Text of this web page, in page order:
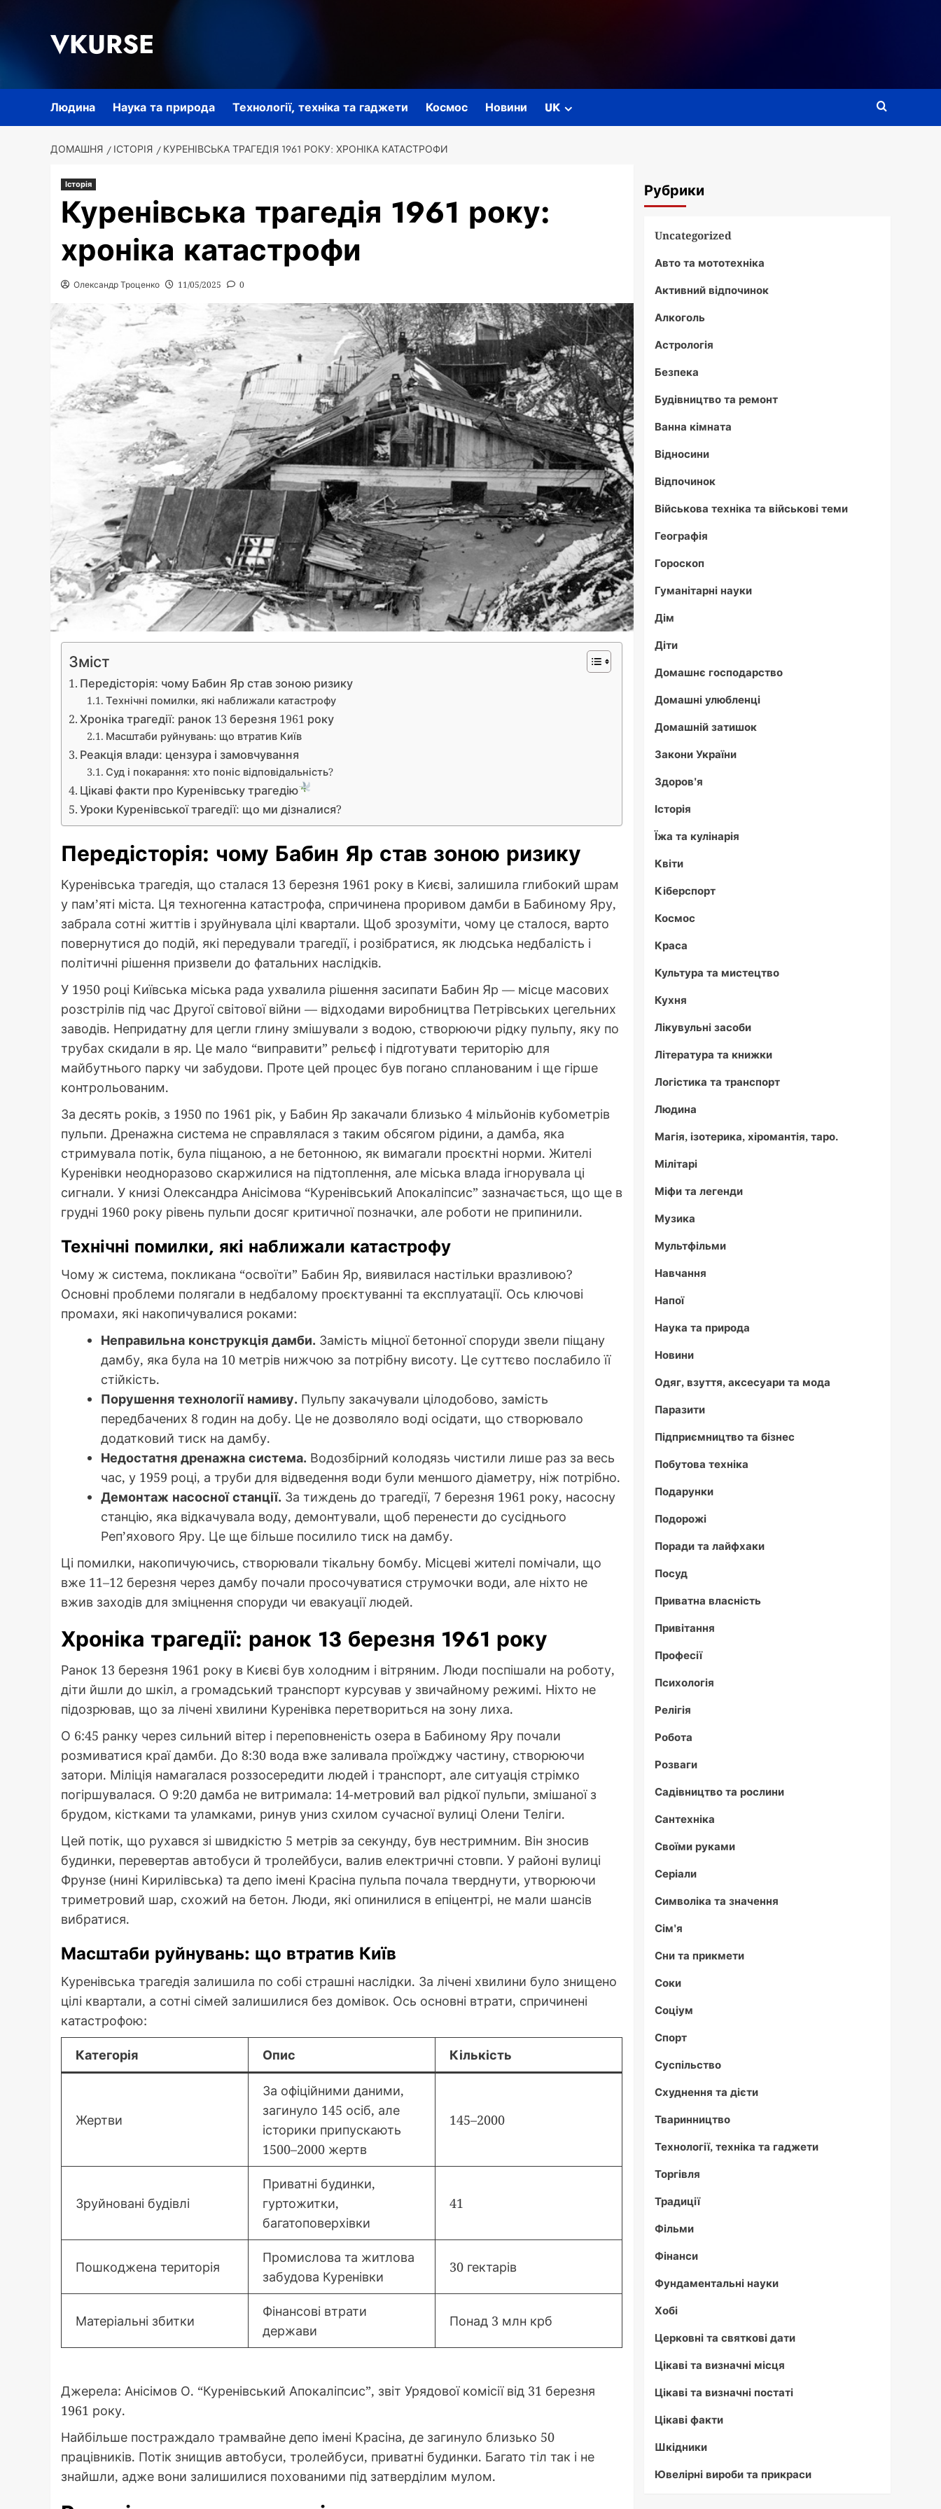
VKURSE
Людина Наука та природа Технології, техніка та гаджети Космос Новини UK
ДОМАШНЯ ІСТОРІЯ КУРЕНІВСЬКА ТРАГЕДІЯ 1961 РОКУ: ХРОНІКА КАТАСТРОФИ
Історія
Куренівська трагедія 1961 року:
хроніка катастрофи
Олександр Троценко 11/05/2025 0
Зміст
Передісторія: чому Бабин Яр став зоною ризику
Технічні помилки, які наближали катастрофу
Хроніка трагедії: ранок 13 березня 1961 року
Масштаби руйнувань: що втратив Київ
Реакція влади: цензура і замовчування
Суд і покарання: хто поніс відповідальність?
Цікаві факти про Куренівську трагедію
Уроки Куренівської трагедії: що ми дізналися?
Передісторія: чому Бабин Яр став зоною ризику
Куренівська трагедія, що сталася 13 березня 1961 року в Києві, залишила глибокий шрам
у пам’яті міста. Ця техногенна катастрофа, спричинена проривом дамби в Бабиному Яру,
забрала сотні життів і зруйнувала цілі квартали. Щоб зрозуміти, чому це сталося, варто
повернутися до подій, які передували трагедії, і розібратися, як людська недбалість і
політичні рішення призвели до фатальних наслідків.
У 1950 році Київська міська рада ухвалила рішення засипати Бабин Яр — місце масових
розстрілів під час Другої світової війни — відходами виробництва Петрівських цегельних
заводів. Непридатну для цегли глину змішували з водою, створюючи рідку пульпу, яку по
трубах скидали в яр. Це мало “виправити” рельєф і підготувати територію для
майбутнього парку чи забудови. Проте цей процес був погано спланованим і ще гірше
контрольованим.
За десять років, з 1950 по 1961 рік, у Бабин Яр закачали близько 4 мільйонів кубометрів
пульпи. Дренажна система не справлялася з таким обсягом рідини, а дамба, яка
стримувала потік, була піщаною, а не бетонною, як вимагали проєктні норми. Жителі
Куренівки неодноразово скаржилися на підтоплення, але міська влада ігнорувала ці
сигнали. У книзі Олександра Анісімова “Куренівський Апокаліпсис” зазначається, що ще в
грудні 1960 року рівень пульпи досяг критичної позначки, але роботи не припинили.
Технічні помилки, які наближали катастрофу
Чому ж система, покликана “освоїти” Бабин Яр, виявилася настільки вразливою?
Основні проблеми полягали в недбалому проєктуванні та експлуатації. Ось ключові
промахи, які накопичувалися роками:
Неправильна конструкція дамби. Замість міцної бетонної споруди звели піщану
дамбу, яка була на 10 метрів нижчою за потрібну висоту. Це суттєво послабило її
стійкість.
Порушення технології намиву. Пульпу закачували цілодобово, замість
передбачених 8 годин на добу. Це не дозволяло воді осідати, що створювало
додатковий тиск на дамбу.
Недостатня дренажна система. Водозбірний колодязь чистили лише раз за весь
час, у 1959 році, а труби для відведення води були меншого діаметру, ніж потрібно.
Демонтаж насосної станції. За тиждень до трагедії, 7 березня 1961 року, насосну
станцію, яка відкачувала воду, демонтували, щоб перенести до сусіднього
Реп’яхового Яру. Це ще більше посилило тиск на дамбу.
Ці помилки, накопичуючись, створювали тікальну бомбу. Місцеві жителі помічали, що
вже 11–12 березня через дамбу почали просочуватися струмочки води, але ніхто не
вжив заходів для зміцнення споруди чи евакуації людей.
Хроніка трагедії: ранок 13 березня 1961 року
Ранок 13 березня 1961 року в Києві був холодним і вітряним. Люди поспішали на роботу,
діти йшли до шкіл, а громадський транспорт курсував у звичайному режимі. Ніхто не
підозрював, що за лічені хвилини Куренівка перетвориться на зону лиха.
О 6:45 ранку через сильний вітер і переповненість озера в Бабиному Яру почали
розмиватися краї дамби. До 8:30 вода вже заливала проїжджу частину, створюючи
затори. Міліція намагалася роззосередити людей і транспорт, але ситуація стрімко
погіршувалася. О 9:20 дамба не витримала: 14-метровий вал рідкої пульпи, змішаної з
брудом, кістками та уламками, ринув униз схилом сучасної вулиці Олени Теліги.
Цей потік, що рухався зі швидкістю 5 метрів за секунду, був нестримним. Він зносив
будинки, перевертав автобуси й тролейбуси, валив електричні стовпи. У районі вулиці
Фрунзе (нині Кирилівська) та депо імені Красіна пульпа почала тверднути, утворюючи
триметровий шар, схожий на бетон. Люди, які опинилися в епіцентрі, не мали шансів
вибратися.
Масштаби руйнувань: що втратив Київ
Куренівська трагедія залишила по собі страшні наслідки. За лічені хвилини було знищено
цілі квартали, а сотні сімей залишилися без домівок. Ось основні втрати, спричинені
катастрофою:
Категорія Опис Кількість
Жертви
За офіційними даними,
загинуло 145 осіб, але
історики припускають
1500–2000 жертв
145–2000
Зруйновані будівлі
Приватні будинки,
гуртожитки,
багатоповерхівки
41
Пошкоджена територія
Промислова та житлова
забудова Куренівки
30 гектарів
Матеріальні збитки
Фінансові втрати
держави
Понад 3 млн крб
Джерела: Анісімов О. “Куренівський Апокаліпсис”, звіт Урядової комісії від 31 березня
1961 року.
Найбільше постраждало трамвайне депо імені Красіна, де загинуло близько 50
працівників. Потік знищив автобуси, тролейбуси, приватні будинки. Багато тіл так і не
знайшли, адже вони залишилися похованими під затверділим мулом.
Рубрики
Uncategorized
Авто та мототехніка
Активний відпочинок
Алкоголь
Астрологія
Безпека
Будівництво та ремонт
Ванна кімната
Відносини
Відпочинок
Військова техніка та військові теми
Географія
Гороскоп
Гуманітарні науки
Дім
Діти
Домашнє господарство
Домашні улюбленці
Домашній затишок
Закони України
Здоров'я
Історія
Їжа та кулінарія
Квіти
Кіберспорт
Космос
Краса
Культура та мистецтво
Кухня
Лікувульні засоби
Література та книжки
Логістика та транспорт
Людина
Магія, ізотерика, хіромантія, таро.
Мілітарі
Міфи та легенди
Музика
Мультфільми
Навчання
Напої
Наука та природа
Новини
Одяг, взуття, аксесуари та мода
Паразити
Підприємництво та бізнес
Побутова техніка
Подарунки
Подорожі
Поради та лайфхаки
Посуд
Приватна власність
Привітання
Професії
Психологія
Релігія
Робота
Розваги
Садівництво та рослини
Сантехніка
Своїми руками
Серіали
Символіка та значення
Сім'я
Сни та прикмети
Соки
Соціум
Спорт
Суспільство
Схуднення та дієти
Тваринництво
Технології, техніка та гаджети
Торгівля
Традиції
Фільми
Фінанси
Фундаментальні науки
Хобі
Церковні та святкові дати
Цікаві та визначні місця
Цікаві та визначні постаті
Цікаві факти
Шкідники
Ювелірні вироби та прикраси